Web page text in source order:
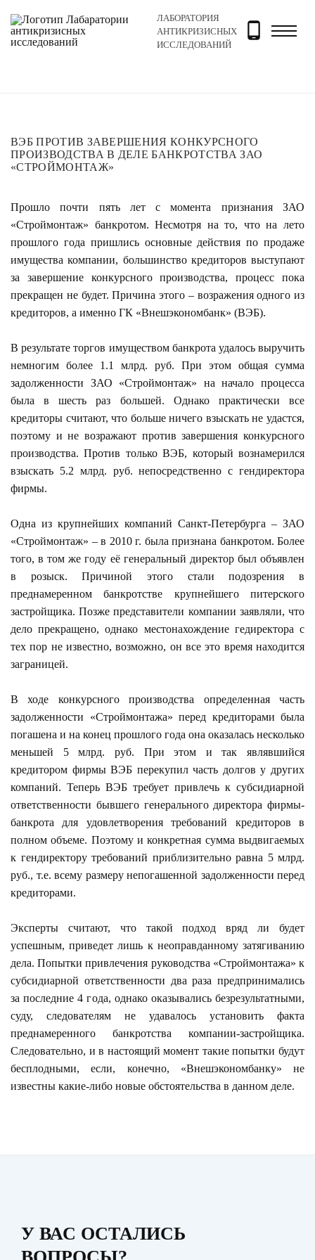
ЛАБОРАТОРИЯ
АНТИКРИЗИСНЫХ
ИССЛЕДОВАНИЙ
Главная Новости и блог Новости ВЭБ против
ВЭБ ПРОТИВ ЗАВЕРШЕНИЯ КОНКУРСНОГО
ПРОИЗВОДСТВА В ДЕЛЕ БАНКРОТСТВА ЗАО
«СТРОЙМОНТАЖ»
Прошло почти пять лет с момента признания ЗАО
«Строймонтаж» банкротом. Несмотря на то, что на лето
прошлого года пришлись основные действия по продаже
имущества компании, большинство кредиторов выступают
за завершение конкурсного производства, процесс пока
прекращен не будет. Причина этого – возражения одного из
кредиторов, а именно ГК «Внешэкономбанк» (ВЭБ).
В результате торгов имуществом банкрота удалось выручить
немногим более 1.1 млрд. руб. При этом общая сумма
задолженности ЗАО «Строймонтаж» на начало процесса
была в шесть раз большей. Однако практически все
кредиторы считают, что больше ничего взыскать не удастся,
поэтому и не возражают против завершения конкурсного
производства. Против только ВЭБ, который вознамерился
взыскать 5.2 млрд. руб. непосредственно с гендиректора
фирмы.
Одна из крупнейших компаний Санкт-Петербурга – ЗАО
«Строймонтаж» – в 2010 г. была признана банкротом. Более
того, в том же году её генеральный директор был объявлен
в розыск. Причиной этого стали подозрения в
преднамеренном банкротстве крупнейшего питерского
застройщика. Позже представители компании заявляли, что
дело прекращено, однако местонахождение гедиректора с
тех пор не известно, возможно, он все это время находится
заграницей.
В ходе конкурсного производства определенная часть
задолженности «Строймонтажа» перед кредиторами была
погашена и на конец прошлого года она оказалась несколько
меньшей 5 млрд. руб. При этом и так являвшийся
кредитором фирмы ВЭБ перекупил часть долгов у других
компаний. Теперь ВЭБ требует привлечь к субсидиарной
ответственности бывшего генерального директора фирмы-
банкрота для удовлетворения требований кредиторов в
полном объеме. Поэтому и конкретная сумма выдвигаемых
к гендиректору требований приблизительно равна 5 млрд.
руб., т.е. всему размеру непогашенной задолженности перед
кредиторами.
Эксперты считают, что такой подход вряд ли будет
успешным, приведет лишь к неоправданному затягиванию
дела. Попытки привлечения руководства «Строймонтажа» к
субсидиарной ответственности два раза предпринимались
за последние 4 года, однако оказывались безрезультатными,
суду, следователям не удавалось установить факта
преднамеренного банкротства компании-застройщика.
Следовательно, и в настоящий момент такие попытки будут
бесплодными, если, конечно, «Внешэкономбанку» не
известны какие-либо новые обстоятельства в данном деле.
У ВАС ОСТАЛИСЬ